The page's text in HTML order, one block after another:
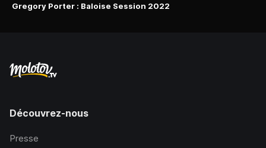
Gregory Porter : Baloise Session 2022
Découvrez-nous
Presse